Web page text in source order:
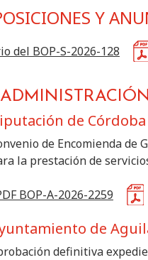
Disposiciones y
Y
del BOP-S-2026-128
de Córdoba
de Encomienda de
la prestación de
BOP-A-2026-2259
de
definitiva